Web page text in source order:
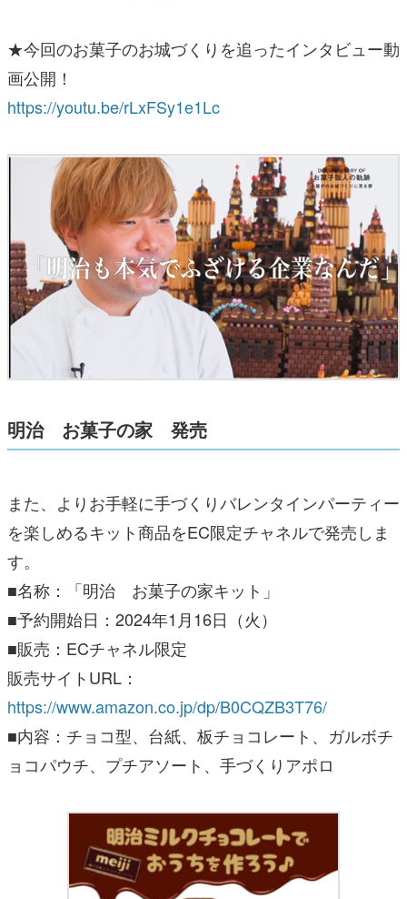
★今回のお菓子のお城づくりを追ったインタビュー動
画公開！
https://youtu.be/rLxFSy1e1Lc
明治 お菓子の家 発売
また、よりお手軽に手づくりバレンタインパーティー
を楽しめるキット商品をEC限定チャネルで発売しま
す。
■名称：「明治 お菓子の家キット」
■予約開始日：2024年1月16日（火）
■販売：ECチャネル限定
販売サイトURL：
https://www.amazon.co.jp/dp/B0CQZB3T76/
■内容：チョコ型、台紙、板チョコレート、ガルボチ
ョコパウチ、プチアソート、手づくりアポロ